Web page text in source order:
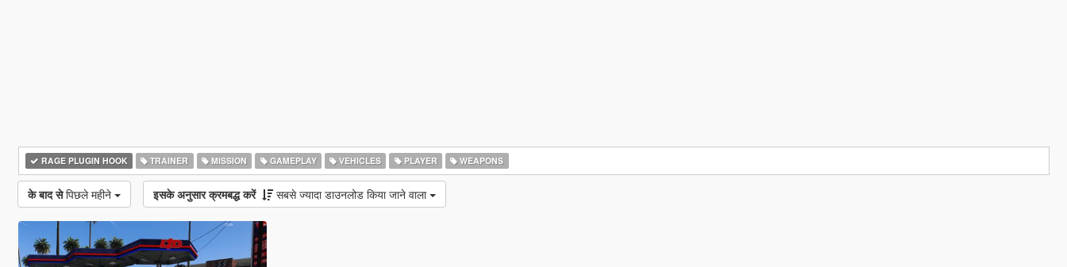
RAGE PLUGIN HOOK TRAINER MISSION GAMEPLAY VEHICLES PLAYER WEAPONS
के बाद से पिछले महीने इसके अनुसार क्रमबद्ध करें सबसे ज्यादा डाउनलोड किया जाने वाला